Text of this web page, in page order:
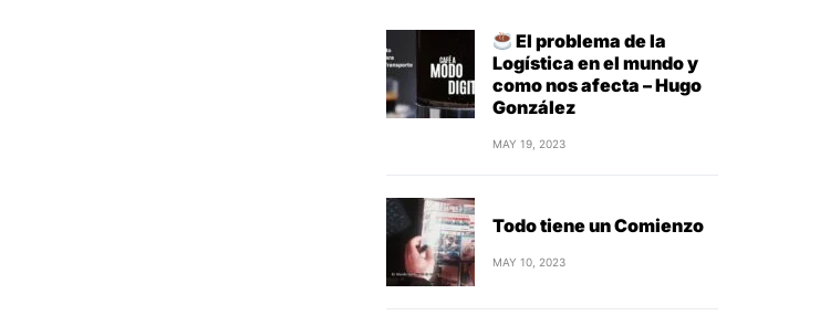
El problema de la
Logística en el mundo y
como nos afecta – Hugo
González
MAY 19, 2023
Todo tiene un Comienzo
MAY 10, 2023